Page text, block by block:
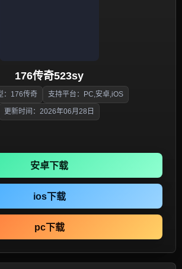
176传奇523sy
：176传奇 支持平台：PC,安卓,iOS
更新时间：2026年06月28日
安卓下载
ios下载
pc下载